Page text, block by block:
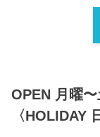
OPEN 月曜
〈HOLIDAY